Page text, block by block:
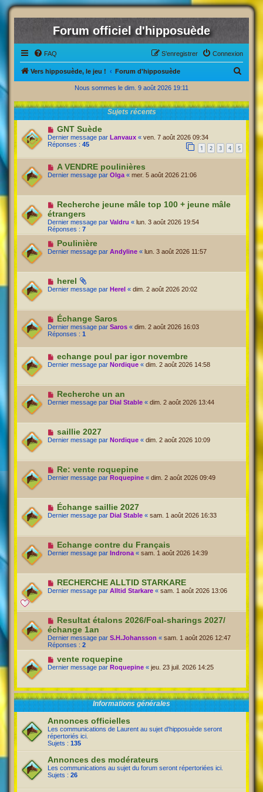
Forum officiel d'hipposuède
FAQ Connexion
S’enregistrer
Vers hipposuède, le jeu ! Forum d'hipposuède
r
Nous sommes le dim. 9 août 2026 19:11
Sujets récents
GNT Suède
Dernier message par Lanvaux « ven. 7 août 2026 09:34
Réponses : 45 1 2 3 4 5
A VENDRE poulinières
Dernier message par Olga « mer. 5 août 2026 21:06
Recherche jeune mâle top 100 + jeune mâle
étrangers
Dernier message par Valdru « lun. 3 août 2026 19:54
Réponses : 7
Poulinière
Dernier message par Andyline « lun. 3 août 2026 11:57
herel
Dernier message par Herel « dim. 2 août 2026 20:02
Échange Saros
Dernier message par Saros « dim. 2 août 2026 16:03
Réponses : 1
echange poul par igor novembre
Dernier message par Nordique « dim. 2 août 2026 14:58
Recherche un an
Dernier message par Dial Stable « dim. 2 août 2026 13:44
saillie 2027
Dernier message par Nordique « dim. 2 août 2026 10:09
Re: vente roquepine
Dernier message par Roquepine « dim. 2 août 2026 09:49
Échange saillie 2027
Dernier message par Dial Stable « sam. 1 août 2026 16:33
Echange contre du Français
Dernier message par Indrona « sam. 1 août 2026 14:39
RECHERCHE ALLTID STARKARE
Dernier message par Alltid Starkare « sam. 1 août 2026 13:06
Resultat étalons 2026/Foal-sharings 2027/
échange 1an
Dernier message par S.H.Johansson « sam. 1 août 2026 12:47
Réponses : 2
vente roquepine
Dernier message par Roquepine « jeu. 23 juil. 2026 14:25
Informations générales
Annonces officielles
Les communications de Laurent au sujet d'hipposuède seront
répertoriés ici.
Sujets : 135
Annonces des modérateurs
Les communications au sujet du forum seront répertoriées ici.
Sujets : 26